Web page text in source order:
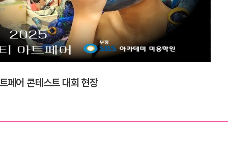
페어 콘테스트 대회 현장